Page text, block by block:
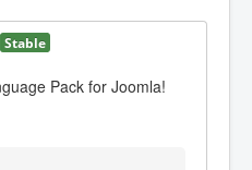
Stable
Pack for Joomla!